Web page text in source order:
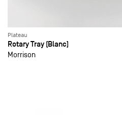
Plateau
Rotary Tray (Blanc)
Morrison